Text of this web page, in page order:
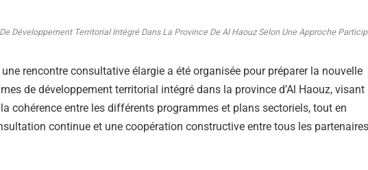
Développement Territorial Intégré Dans La Province De Al Haouz Selon Une Approche
rencontre consultative élargie a été organisée pour préparer la nouvelle
de développement territorial intégré dans la province d’Al Haouz, visant
cohérence entre les différents programmes et plans sectoriels, tout en
continue et une coopération constructive entre tous les partenaires